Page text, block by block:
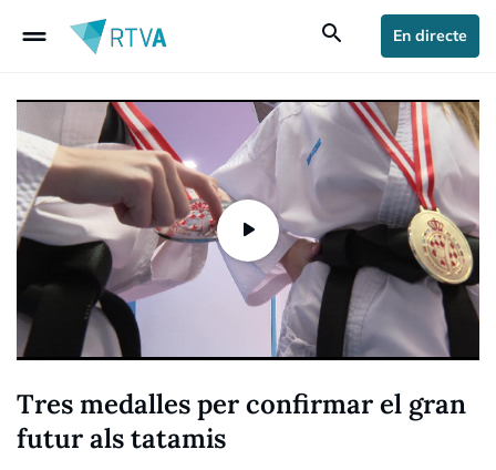
drag_handle search En directe
Tres medalles per confirmar el gran
futur als tatamis